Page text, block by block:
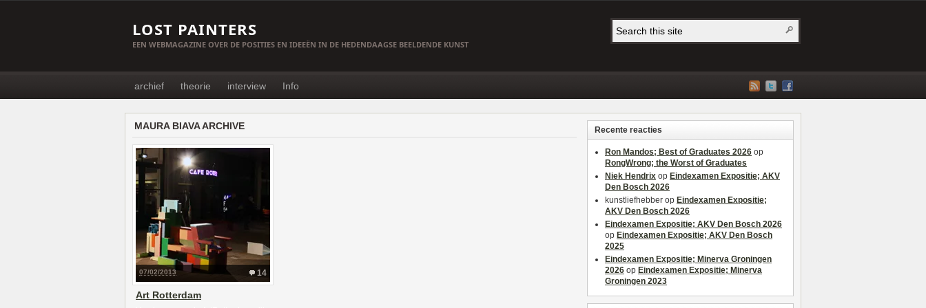
LOST PAINTERS
EEN WEBMAGAZINE OVER DE POSITIES EN IDEEËN IN DE HEDENDAAGSE BEELDENDE KUNST
archief theorie interview Info
MAURA BIAVA ARCHIVE
14
07/02/2013
Art Rotterdam
Recente reacties
Ron Mandos; Best of Graduates 2026 op
RongWrong; the Worst of Graduates
Niek Hendrix op Eindexamen Expositie; AKV
Den Bosch 2026
kunstliefhebber op Eindexamen Expositie;
AKV Den Bosch 2026
Eindexamen Expositie; AKV Den Bosch 2026
op Eindexamen Expositie; AKV Den Bosch
2025
Eindexamen Expositie; Minerva Groningen
2026 op Eindexamen Expositie; Minerva
Groningen 2023